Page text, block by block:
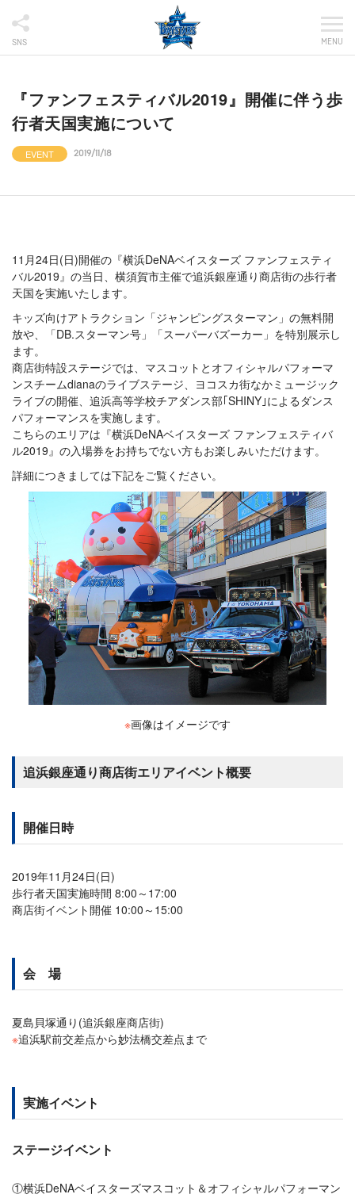
SNS MENU
『ファンフェスティバル2019』開催に伴う歩
行者天国実施について
EVENT 2019/11/18
11月24日(日)開催の『横浜DeNAベイスターズ ファンフェスティ
バル2019』の当日、横須賀市主催で追浜銀座通り商店街の歩行者
天国を実施いたします。
キッズ向けアトラクション「ジャンピングスターマン」の無料開
放や、「DB.スターマン号」「スーパーバズーカー」を特別展示し
ます。
商店街特設ステージでは、マスコットとオフィシャルパフォーマ
ンスチームdianaのライブステージ、ヨコスカ街なかミュージック
ライブの開催、追浜高等学校チアダンス部｢SHINY｣によるダンス
パフォーマンスを実施します。
こちらのエリアは『横浜DeNAベイスターズ ファンフェスティバ
ル2019』の入場券をお持ちでない方もお楽しみいただけます。
詳細につきましては下記をご覧ください。
※画像はイメージです
追浜銀座通り商店街エリアイベント概要
開催日時
2019年11月24日(日)
歩行者天国実施時間 8:00～17:00
商店街イベント開催 10:00～15:00
会 場
夏島貝塚通り(追浜銀座商店街)
※追浜駅前交差点から妙法橋交差点まで
実施イベント
ステージイベント
①横浜DeNAベイスターズマスコット＆オフィシャルパフォーマン